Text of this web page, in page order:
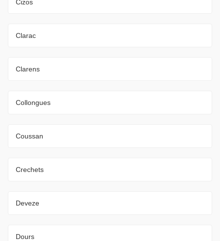
Cizos
Clarac
Clarens
Collongues
Coussan
Crechets
Deveze
Dours